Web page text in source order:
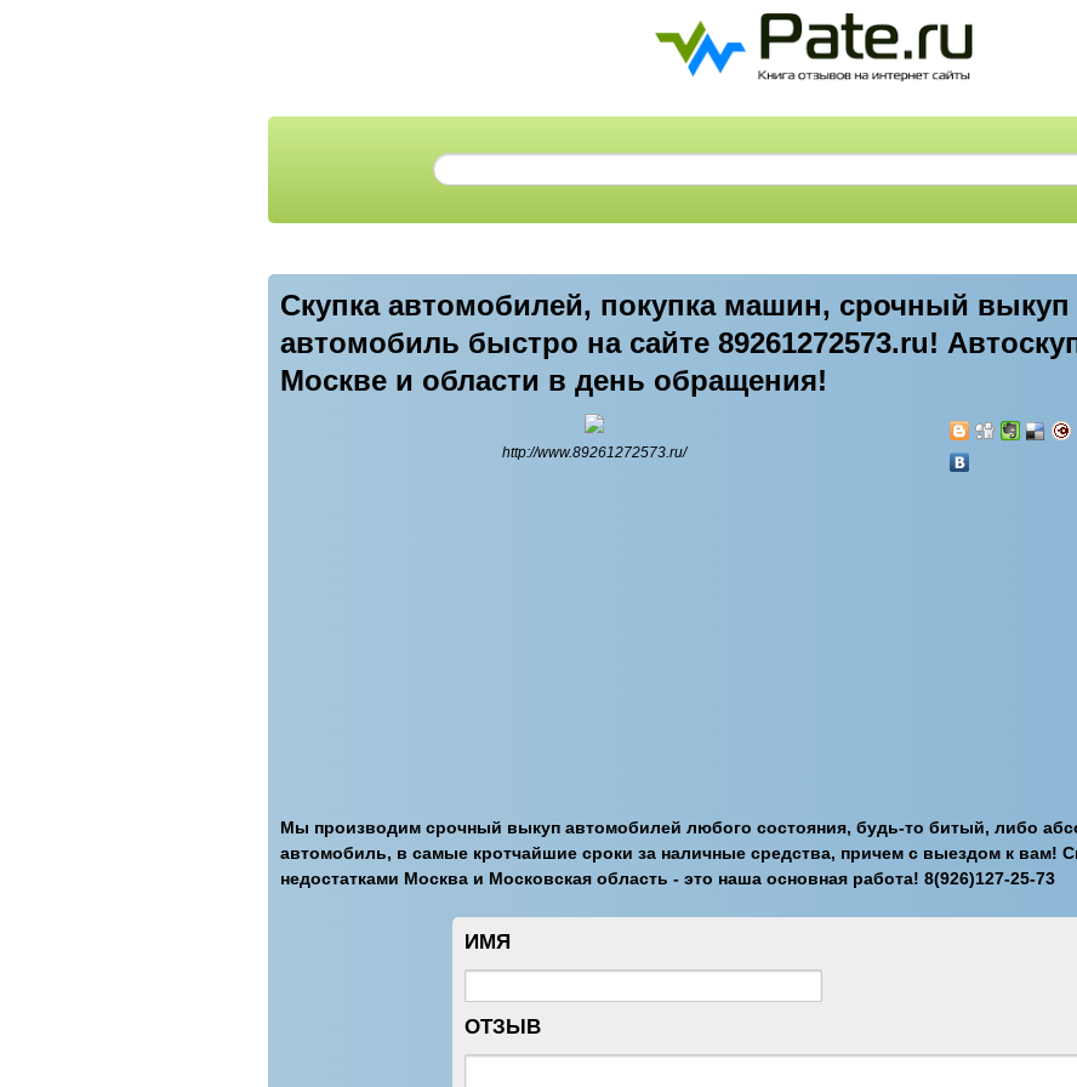
Скупка автомобилей, покупка машин, срочный выкуп
автомобиль быстро на сайте 89261272573.ru!
Москве и области в день обращения!
http://www.89261272573.ru/
Мы производим срочный выкуп автомобилей любого состояния, будь-то битый, либо
автомобиль, в самые кротчайшие сроки за наличные средства, причем с выездом к вам!
недостатками Москва и Московская область - это наша основная работа! 8(926)127-25-73
ИМЯ
ОТЗЫВ